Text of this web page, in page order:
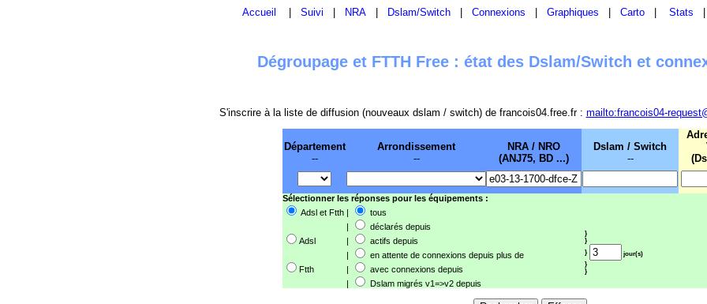
Accueil Suivi NRA Dslam/Switch Connexions Graphiques Carto Stats
Dégroupage et FTTH Free : état des Dslam/Switch et
S'inscrire à la liste de diffusion (nouveaux dslam / switch) de francois04.free.fr : mailto:francois04-
Département
--
Arrondissement
--
NRA / NRO
(ANJ75, BD ...)
Dslam / Switch
--
Sélectionner les réponses pour les équipements :
Adsl et Ftth |
tous
|
déclarés depuis
}
}
}
jour(s)
}
}
Adsl |
actifs depuis
|
en attente de connexions depuis plus de
Ftth
|
avec connexions depuis
|
Dslam migrés v1=>v2 depuis